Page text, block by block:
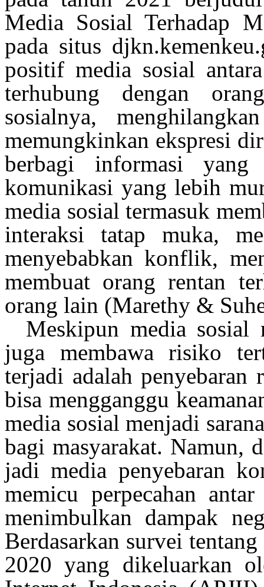
Media SosialTerhadap
pada situs
positif media sosial antara
terhubung
dengan
sosialnya,menghilangkan
memungkinkan ekspresi
berbagi
informasi
komunikasi yanglebih
media sosial termasuk
interaksi
tatap muka,
menyebabkan konflik,
membuat orangrentan
orang lain (Marethy &
Meskipun media sosial
juga membawa risiko
terjadi adalah penyebaran
bisa mengganggu
media sosial menjadi
bagi masyarakat. Namun,
jadi media penyebaran
memicu perpecahan antar
menimbulkan dampak
Berdasarkan survei tentang
2020 yang dikeluarkan